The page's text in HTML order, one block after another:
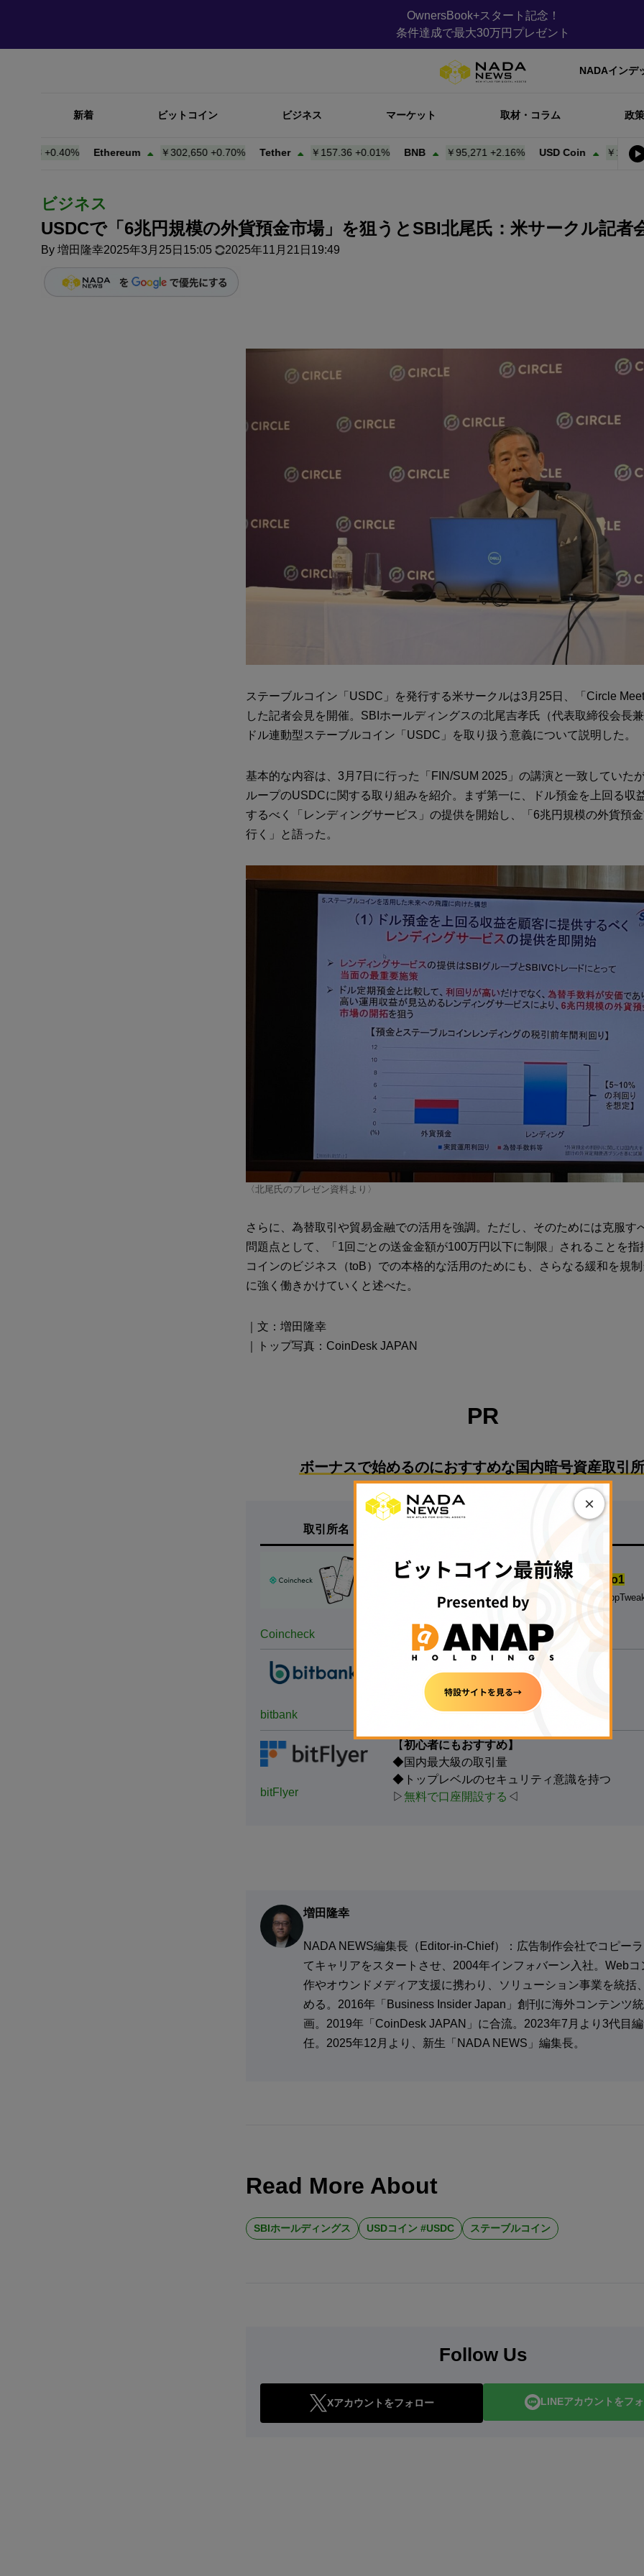
OwnersBook+スタート記念！
条件達成で最大30万円プレゼント
NADAインデ
新着 ビットコイン ビジネス マーケット 取材・コラム 政
0.40% Ethereum ￥302,650+0.70% Tether ￥157.36 +0.01% BNB ￥95,271+2.16% USD Coin ￥157.45
ビジネス
USDCで「6兆円規模の外貨預金市場」を狙うとSBI北尾氏：米サークル記者
By 増田隆幸2025年3月25日15:05 2025年11月21日19:49
ステーブルコイン「USDC」を発行する米サークルは3月25日、「Circle
した記者会見を開催。SBIホールディングスの北尾吉孝氏（代表取締役会長
ドル連動型ステーブルコイン「USDC」を取り扱う意義について説明した。
基本的な内容は、3月7日に行った「FIN/SUM 2025」の講演と一致していた
ループのUSDCに関する取り組みを紹介。まず第一に、ドル預金を上回る収
するべく「レンディングサービス」の提供を開始し、「6兆円規模の外貨預
行く」と語った。
〈北尾氏のプレゼン資料より〉
さらに、為替取引や貿易金融での活用を強調。ただし、そのためには克服す
問題点として、「1回ごとの送金金額が100万円以下に制限」されることを指
コインのビジネス（toB）での本格的な活用のためにも、さらなる緩和を規
に強く働きかけていくと述べた。
｜文：増田隆幸
｜トップ写真：CoinDesk JAPAN
PR
ボーナスで始めるのにおすすめな国内暗号資産取引
取引所名
Coincheck
【 500円の少額投資から試せる！】
◆国内の暗号資産アプリダウンロード数.No1
※対象：国内の暗号資産取引アプリ、データ協力：
、手数料も安い
無料で口座開設する◁
bitbank
【たくさんの銘柄で取引する人向け】
◆40種類以上の銘柄を用意
◆1万円以上の入金で現金1,000円獲得
無料で口座開設する◁
bitFlyer
【初心者にもおすすめ】
◆国内最大級の取引量
◆トップレベルのセキュリティ意識を持つ
▷無料で口座開設する ◁
増田隆幸
NADA NEWS編集⻑（Editor-in-Chief）：広告制作会社でコピー
てキャリアをスタートさせ、2004年インフォバーン入社。Webコ
作やオウンドメディア支援に携わり、ソリューション事業を統括
める。2016年「Business Insider Japan」創刊に海外コンテンツ
画。2019年「CoinDesk JAPAN」に合流。2023年7月より3代目
任。2025年12月より、新生「NADA NEWS」編集長。
Read More About
SBIホールディングス USDコイン #USDC ステーブルコイン
Follow Us
Xアカウントをフォロー LINEアカウントをフ
×